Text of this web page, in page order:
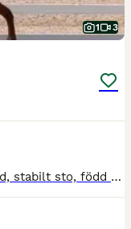
1 3
Mycket trevlig, välhanterad/välutbildad, stabilt sto, född 2022, säljes till målmedveten dressyrryttare som kan garantera ett varaktigt gott hem. Finns på BLUP, stofamilj 48, e: Suarez, eu: Zuidenwin